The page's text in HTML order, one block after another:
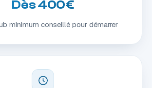
Dès 400€
minimum conseillé pour démarrer